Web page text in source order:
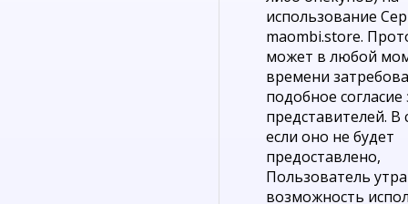
использование
maombi.store.
может в любой
времени
подобное
представителей. В
если оно не будет
предоставлено,
Пользователь
возможность